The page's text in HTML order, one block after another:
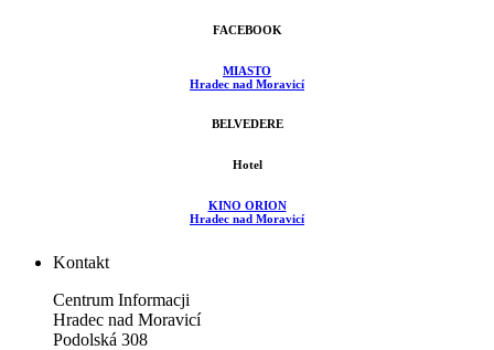
FACEBOOK
MIASTO
Hradec nad Moravicí
BELVEDERE
Hotel
KINO ORION
Hradec nad Moravicí
Kontakt
Centrum Informacji
Hradec nad Moravicí
Podolská 308